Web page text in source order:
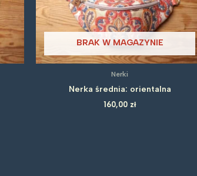
BRAK W MAGAZYNIE
Nerki
Nerka średnia: orientalna
160,00 zł